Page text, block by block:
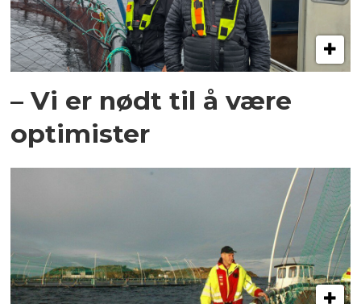
– Vi er nødt til å være
optimister